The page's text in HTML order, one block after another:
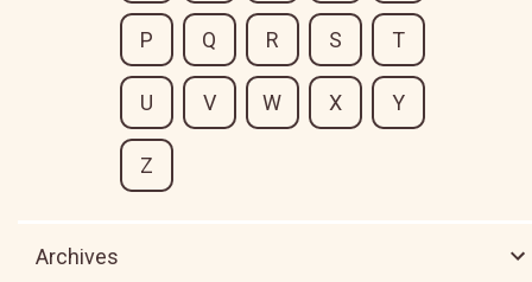
P Q R S T
U V W X Y
Z
Archives